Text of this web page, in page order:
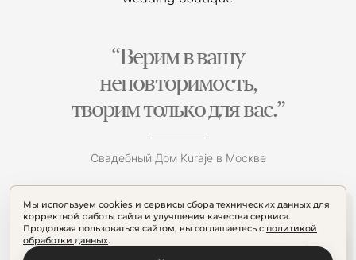
Мы используем cookies и сервисы сбора технических данных для
корректной работы сайта и улучшения качества сервиса.
Продолжая пользоваться сайтом, вы соглашаетесь с политикой
обработки данных.
“Верим в вашу
неповторимость,
творим только для вас.”
Свадебный Дом Kuraje в Москве